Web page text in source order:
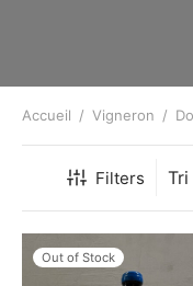
Accueil / Vigneron /
Filters
Out of Stock